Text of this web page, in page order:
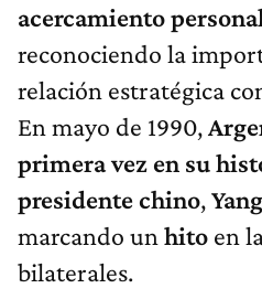
acercamiento
reconociendo la
relación estratégica
En mayo de 1990,
primera vez en su
presidente chino,
marcando un hito en
bilaterales.